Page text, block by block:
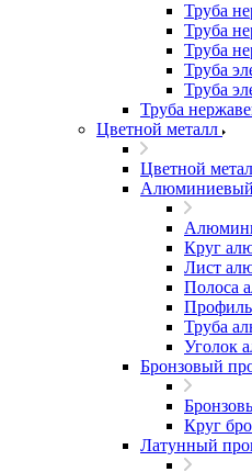
Труба
Труба
Труба
Труба
Труба
Труба
Цветной металл
Цветной
Алюминиевый
Круг
Лист
Полоса
Труба
Уголок
Бронзовый
Круг
Латунный